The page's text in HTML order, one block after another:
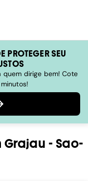
PROTEGER SEU
quem dirige bem! Cote
Grajau - Sao-